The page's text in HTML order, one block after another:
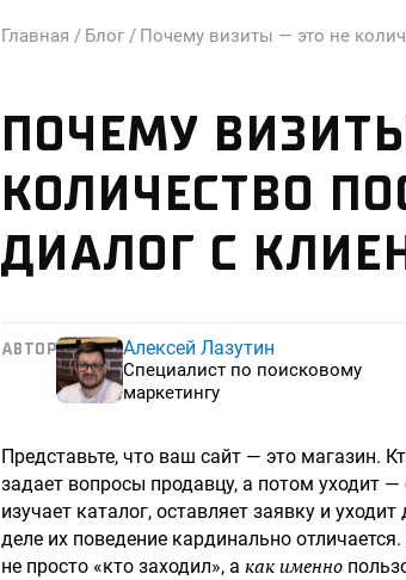
Главная / Блог / Почему визиты — это не
ПОЧЕМУ
КОЛИЧЕСТВО
ДИАЛОГ С
АВТОР Алексей Лазутин
Специалист по поисковому
маркетингу
Представьте, что ваш сайт — это магазин.
задает вопросы продавцу, а потом уходит
изучает каталог, оставляет заявку и
деле их поведение кардинально
не просто «кто заходил», а как именно